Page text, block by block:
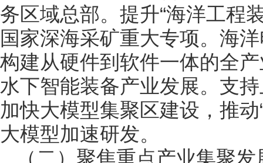
务区域总部。提升“海洋工程
国家深海采矿重大专项。海
构建从硬件到软件一体的全
水下智能装备产业发展。支
加快大模型集聚区建设，推动
大模型加速研发。
（二）聚焦重点产业集聚